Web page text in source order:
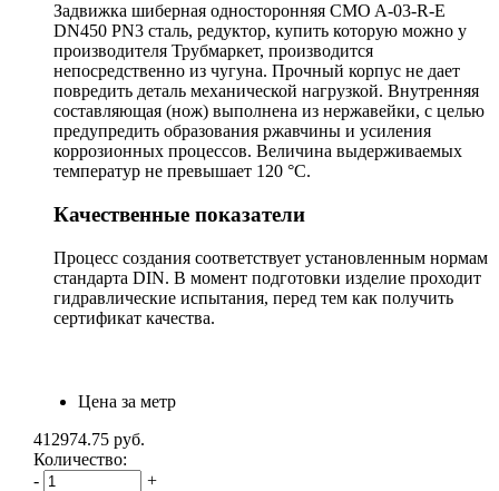
Задвижка шиберная односторонняя CMO A-03-R-E
DN450 PN3 сталь, редуктор, купить которую можно у
производителя Трубмаркет, производится
непосредственно из чугуна. Прочный корпус не дает
повредить деталь механической нагрузкой. Внутренняя
составляющая (нож) выполнена из нержавейки, с целью
предупредить образования ржавчины и усиления
коррозионных процессов. Величина выдерживаемых
температур не превышает 120 °С.
Качественные показатели
Процесс создания соответствует установленным нормам
стандарта DIN. В момент подготовки изделие проходит
гидравлические испытания, перед тем как получить
сертификат качества.
Цена за метр
412974.75 руб.
Количество:
-
+